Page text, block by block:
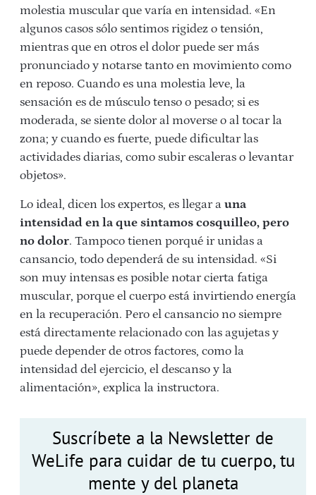
molestia muscular que varía en intensidad. «En
algunos casos sólo sentimos rigidez o tensión,
mientras que en otros el dolor puede ser más
pronunciado y notarse tanto en movimiento como
en reposo. Cuando es una molestia leve, la
sensación es de músculo tenso o pesado; si es
moderada, se siente dolor al moverse o al tocar la
zona; y cuando es fuerte, puede dificultar las
actividades diarias, como subir escaleras o levantar
objetos».
Lo ideal, dicen los expertos, es llegar a una
intensidad en la que sintamos cosquilleo, pero
no dolor. Tampoco tienen porqué ir unidas a
cansancio, todo dependerá de su intensidad. «Si
son muy intensas es posible notar cierta fatiga
muscular, porque el cuerpo está invirtiendo energía
en la recuperación. Pero el cansancio no siempre
está directamente relacionado con las agujetas y
puede depender de otros factores, como la
intensidad del ejercicio, el descanso y la
alimentación», explica la instructora.
Suscríbete a la Newsletter de
WeLife para cuidar de tu cuerpo, tu
mente y del planeta